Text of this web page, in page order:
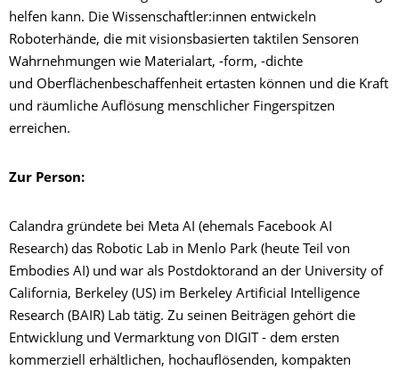
helfen kann. Die Wissenschaftler:innen entwickeln
Roboterhände, die mit visionsbasierten taktilen Sensoren
Wahrnehmungen wie Materialart, -form, -dichte
und Oberflächenbeschaffenheit ertasten können und die Kraft
und räumliche Auflösung menschlicher Fingerspitzen
erreichen.
Zur Person:
Calandra gründete bei Meta AI (ehemals Facebook AI
Research) das Robotic Lab in Menlo Park (heute Teil von
Embodies AI) und war als Postdoktorand an der University of
California, Berkeley (US) im Berkeley Artificial Intelligence
Research (BAIR) Lab tätig. Zu seinen Beiträgen gehört die
Entwicklung und Vermarktung von DIGIT - dem ersten
kommerziell erhältlichen, hochauflösenden, kompakten